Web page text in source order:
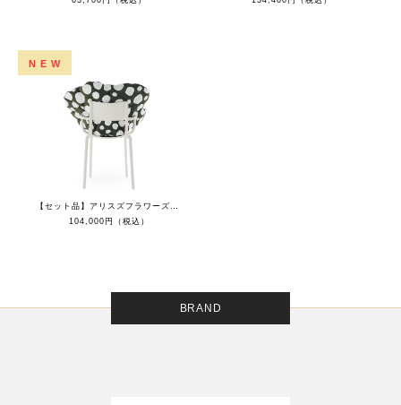
NEW
104,000円（税込）
BRAND